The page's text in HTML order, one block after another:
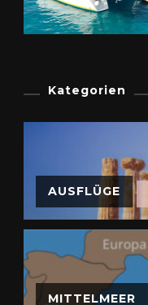
Kategorien
AUSFLÜGE
MITTELMEER